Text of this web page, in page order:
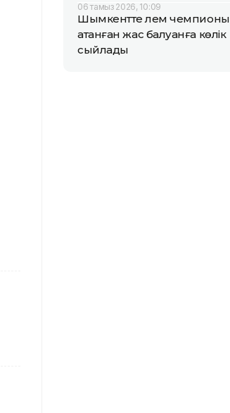
06 тамыз 2026, 10:09
Шымкентте әлем чемпионы
атанған жас балуанға көлік
сыйлады